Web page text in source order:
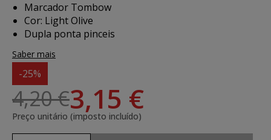
Marcador Tombow
Cor: Light Olive
Dupla ponta pinceis
Saber mais
-25%
4,20 €3,15 €
Preço unitário (imposto incluído)